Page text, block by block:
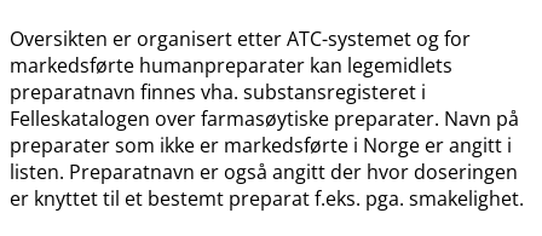
Oversikten er organisert etter ATC-systemet og for
markedsførte humanpreparater kan legemidlets
preparatnavn finnes vha. substansregisteret i
Felleskatalogen over farmasøytiske preparater. Navn på
preparater som ikke er markedsførte i Norge er angitt i
listen. Preparatnavn er også angitt der hvor doseringen
er knyttet til et bestemt preparat f.eks. pga. smakelighet.